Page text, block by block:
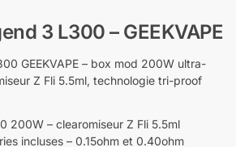
3 L300 – GEEKVAPE
GEEKVAPE – box mod 200W ultra-
Z Fli 5.5ml, technologie tri-proof
200W – clearomiseur Z Fli 5.5ml
incluses – 0.15ohm et 0.40ohm